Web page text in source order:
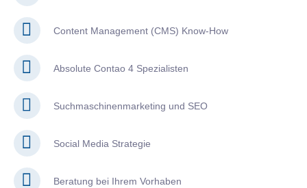
Content Management (CMS) Know-How
Absolute Contao 4 Spezialisten
Suchmaschinenmarketing und SEO
Social Media Strategie
Beratung bei Ihrem Vorhaben